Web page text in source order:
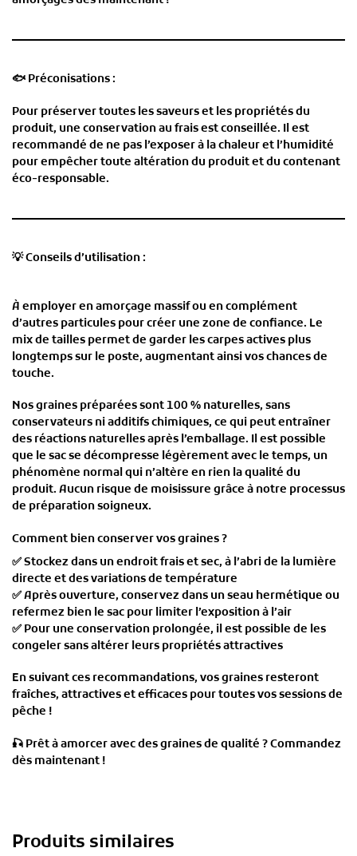
🐟 Préconisations :
Pour préserver toutes les saveurs et les propriétés du
produit, une conservation au frais est conseillée. Il est
recommandé de ne pas l’exposer à la chaleur et l’humidité
pour empêcher toute altération du produit et du contenant
éco-responsable.
💡Conseils d’utilisation :
À employer en amorçage massif ou en complément
d’autres particules pour créer une zone de confiance. Le
mix de tailles permet de garder les carpes actives plus
longtemps sur le poste, augmentant ainsi vos chances de
touche.
Nosgraines préparéessont100 % naturelles, sans
conservateurs ni additifs chimiques, ce qui peut entraîner
des réactions naturelles après l’emballage. Il est possible
que le sacse décompresse légèrementavec le temps, un
phénomène normal qui n’altère en rien la qualité du
produit. Aucun risque de moisissure grâce à notre processus
de préparation soigneux.
Comment bien conserver vos graines ?
✅Stockez dans un endroit frais et sec, à l’abri de la lumière
directe et des variations de température
✅Après ouverture, conservez dans un seau hermétique ou
refermez bien le sac pour limiter l’exposition à l’air
✅ Pour une conservation prolongée, il est possible de les
congeler sans altérer leurs propriétés attractives
En suivant ces recommandations, vos graines resteront
fraîches, attractives et efficaces pour toutes vos sessions de
pêche !
🎣 Prêt à amorcer avec des graines de qualité ? Commandez
dès maintenant !
Produits similaires